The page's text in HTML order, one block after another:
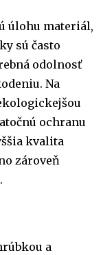
úlohu materiál,
sú často
odolnosť
Na
ochranu
kvalita
zároveň
a